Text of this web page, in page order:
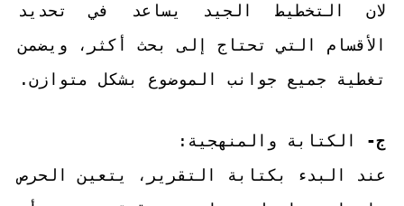
لان التخطيط الجيد يساعد في تحديد
الأقسام التي تحتاج إلى بحث أكثر، ويضمن
تغطية جميع جوانب الموضوع بشكل متوازن.
ج- الكتابة والمنهجية:
عند البدء بكتابة التقرير، يتعين الحرص